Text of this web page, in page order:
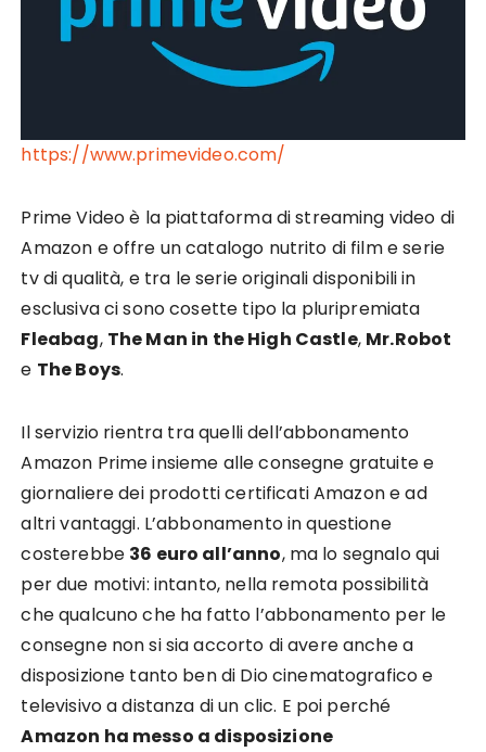
https://www.primevideo.com/
Prime Video è la piattaforma di streaming video di
Amazon e offre un catalogo nutrito di film e serie
tv di qualità, e tra le serie originali disponibili in
esclusiva ci sono cosette tipo la pluripremiata
Fleabag, The Man in the High Castle, Mr.Robot
e The Boys.
Il servizio rientra tra quelli dell’abbonamento
Amazon Prime insieme alle consegne gratuite e
giornaliere dei prodotti certificati Amazon e ad
altri vantaggi. L’abbonamento in questione
costerebbe 36 euro all’anno, ma lo segnalo qui
per due motivi: intanto, nella remota possibilità
che qualcuno che ha fatto l’abbonamento per le
consegne non si sia accorto di avere anche a
disposizione tanto ben di Dio cinematografico e
televisivo a distanza di un clic. E poi perché
Amazon ha messo a disposizione